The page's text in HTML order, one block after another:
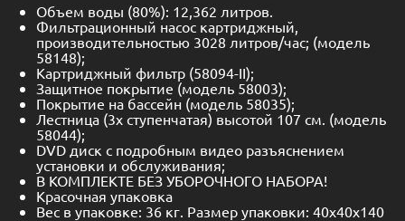
Объем воды (80%): 12,362 литров.
Фильтрационный насос картриджный,
производительностью 3028 литров/час; (модель
58148);
Картриджный фильтр (58094-II);
Защитное покрытие (модель 58003);
Покрытие на бассейн (модель 58035);
Лестница (3х ступенчатая) высотой 107 см. (модель
58044);
DVD диск с подробным видео разъяснением
установки и обслуживания;
В КОМПЛЕКТЕ БЕЗ УБОРОЧНОГО НАБОРА!
Красочная упаковка
Вес в упаковке: 36 кг. Размер упаковки: 40х40х140